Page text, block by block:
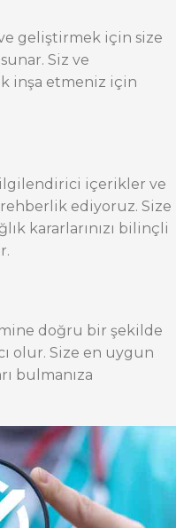
ve geliştirmek için size
Siz ve
inşa etmeniz için
içerikler ve
ediyoruz. Size
kararlarınızı bilinçli
doğru bir şekilde
olur. Size en uygun
bulmanıza